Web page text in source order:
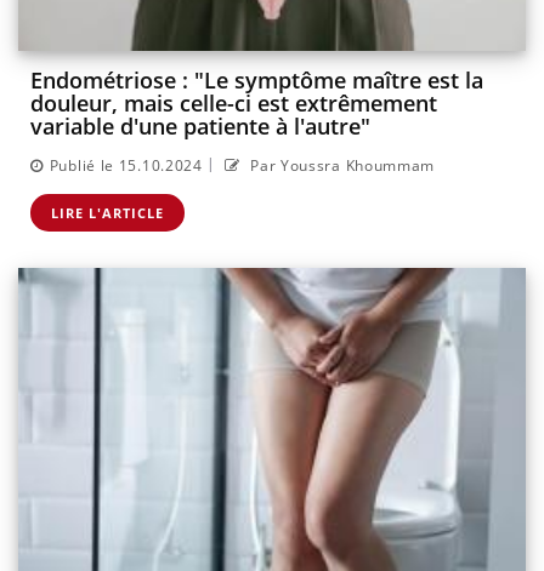
Endométriose : "Le symptôme maître est la
douleur, mais celle-ci est extrêmement
variable d'une patiente à l'autre"
Publié le 15.10.2024 | Par Youssra Khoummam
LIRE L'ARTICLE